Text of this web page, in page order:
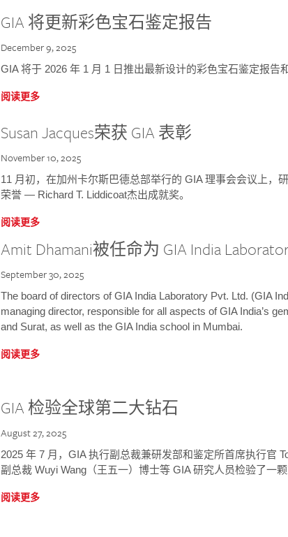
GIA 将更新彩色宝石鉴定报告
December 9, 2025
GIA 将于 2026 年 1 月 1 日推出最新设计的彩色宝石鉴定报告
阅读更多
Susan Jacques荣获 GIA 表彰
November 10, 2025
11 月初，在加州卡尔斯巴德总部举行的 GIA 理事会会议上，
荣誉 — Richard T. Liddicoat杰出成就奖。
阅读更多
Amit Dhamani被任命为 GIA India
September 30, 2025
The board of directors of GIA India Laboratory Pvt. Ltd. (GIA
managing director, responsible for all aspects of GIA India’s
and Surat, as well as the GIA India school in Mumbai.
阅读更多
GIA 检验全球第二大钻石
August 27, 2025
2025 年 7 月，GIA 执行副总裁兼研发部和鉴定所首席执行官
副总裁 Wuyi Wang（王五一）博士等 GIA 研究人员检验了一
阅读更多